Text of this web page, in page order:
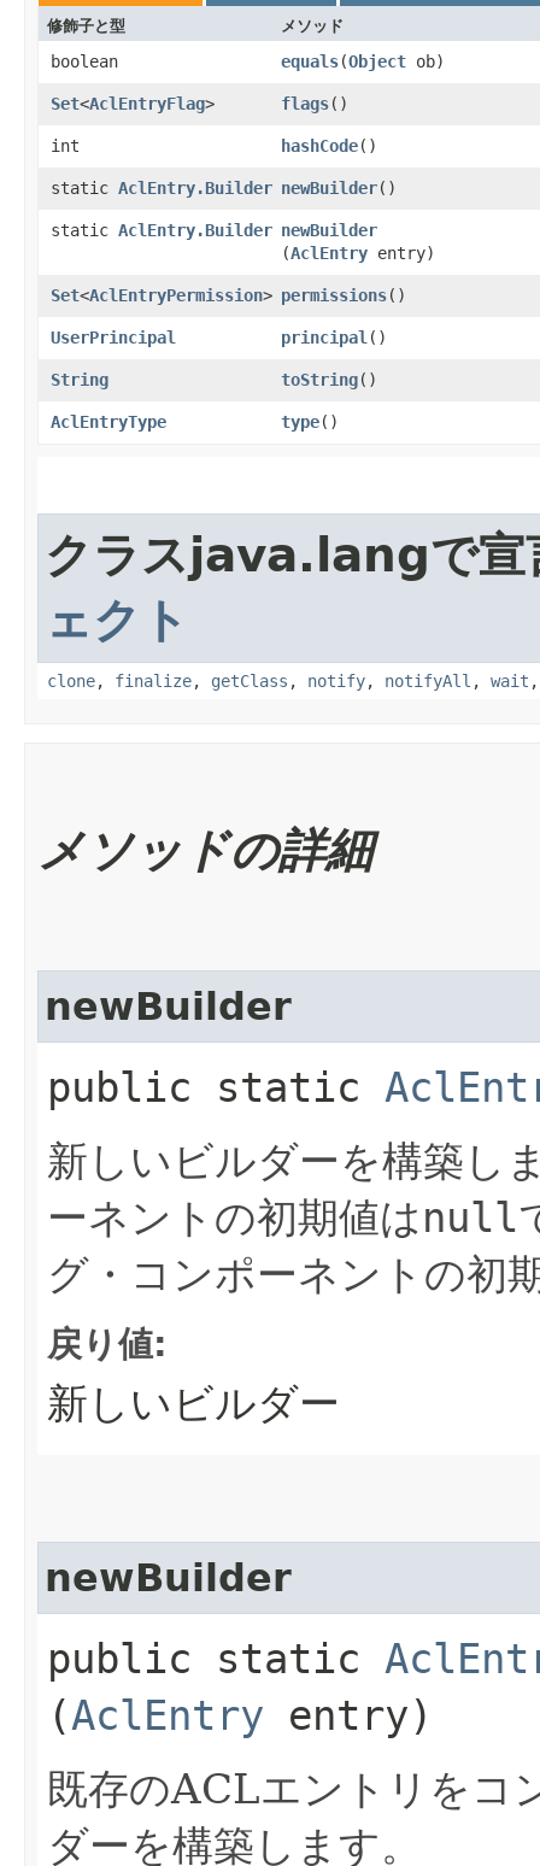
修飾子と型 メソッド
boolean equals​(Object ob)
Set<AclEntryFlag> flags()
int hashCode()
static AclEntry.Builder newBuilder()
static AclEntry.Builder newBuilder
(AclEntry entry)
Set<AclEntryPermission> permissions()
UserPrincipal principal ()
String toString()
AclEntryType type()
クラスjava.langで宣
ェクト
clone, finalize, getClass , notify, notifyAll , wait
メソッドの詳細
newBuilder
public static
新しいビルダーを構築し
ーネントの初期値はnull
グ・コンポーネントの初
戻り値:
新しいビルダー
newBuilder
public static
(AclEntry entry)
既存のACLエントリをコ
ダーを構築します。